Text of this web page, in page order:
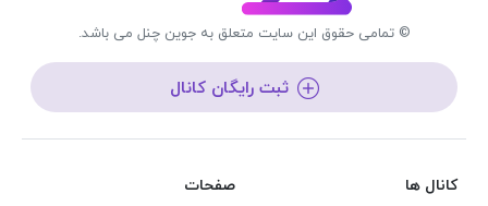
© تمامی حقوق این سایت متعلق به جوین چنل می باشد.
ثبت رایگان کانال
کانال ها
صفحات